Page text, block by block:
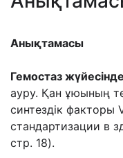
Анықтамасы
Гемостаз
ауру. Қан ұюының
синтездік факторы
стандартизации в
стр. 18).